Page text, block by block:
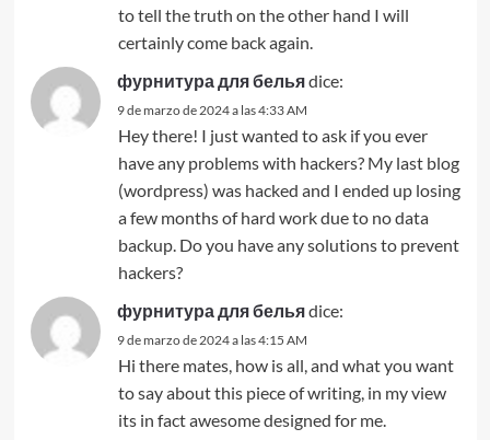
to tell the truth on the other hand I will
certainly come back again.
фурнитура для бельяdice:
9 de marzo de 2024 a las 4:33 AM
Hey there! I just wanted to ask if you ever
have any problems with hackers? My last blog
(wordpress) was hacked and I ended up losing
a few months of hard work due to no data
backup. Do you have any solutions to prevent
hackers?
фурнитура для бельяdice:
9 de marzo de 2024 a las 4:15 AM
Hi there mates, how is all, and what you want
to say about this piece of writing, in my view
its in fact awesome designed for me.